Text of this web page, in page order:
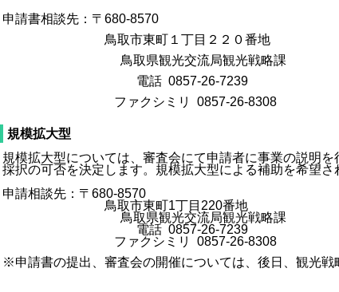
申請書相談先：〒680-8570
鳥取市東町１丁目２２０番地
鳥取県観光交流局観光戦略課
電話 0857-26-7239
ファクシミリ 0857-26-8308
規模拡大型
規模拡大型については、審査会にて申請者に事業の説明
採択の可否を決定します。規模拡大型による補助を希望さ
申請相談先：〒680-8570
鳥取市東町1丁目220番地
鳥取県観光交流局観光戦略課
電話 0857-26-7239
ファクシミリ 0857-26-8308
※申請書の提出、審査会の開催については、後日、観光戦